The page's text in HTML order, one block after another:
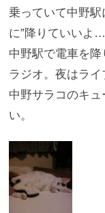
乗っていて中野
に”降りていいよ
中野駅で電車を
ラジオ。夜はラ
中野サラコのキ
い。